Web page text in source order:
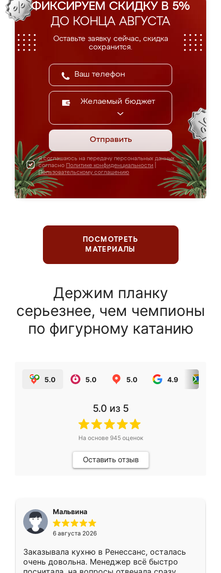
ФИКСИРУЕМ СКИДКУ В 5%
ДО КОНЦА АВГУСТА
Оставьте заявку сейчас, скидка
сохранится.
Желаемый бюджет
Отправить
Я соглашаюсь на передачу персональных данных
согласно Политике конфиденциальности
Пользовательскому соглашению
ПОСМОТРЕТЬ
МАТЕРИАЛЫ
Держим планку
серьезнее, чем чемпионы
по фигурному катанию
5.0 5.0 5.0 4.9
5.0 из 5
На основе 945оценок
Оставить отзыв
Мальвина
6 августа 2026
Заказывала кухню в Ренессанс, осталась
очень довольна. Менеджер всё быстро